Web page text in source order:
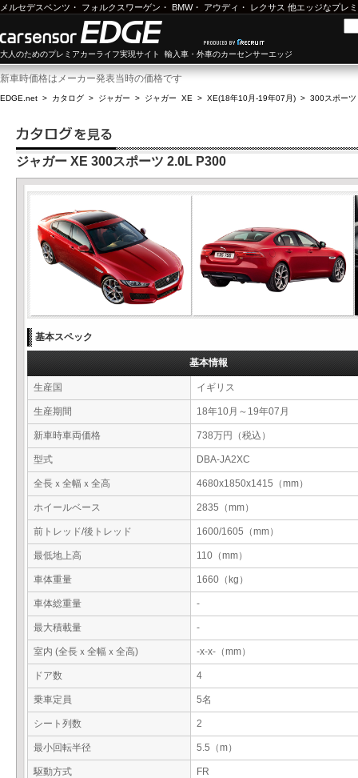
メルセデスベンツ ・ フォルクスワーゲン ・ BMW・ アウディ ・ レクサス 他エッジなプレ
大人のためのプレミアカーライフ実現サイト 輸入車・外車のカーセンサーエッジ
新車時価格はメーカー発表当時の価格です
EDGE.net > カタログ > ジャガー > ジャガー XE > XE(18年10月-19年07月) > 300スポー
ジャガー XE 300スポーツ 2.0L P300
基本スペック
基本情報
生産国 イギリス
生産期間 18年10月～19年07月
新車時車両価格 738万円（税込）
型式 DBA-JA2XC
全長ｘ全幅ｘ全高 4680x1850x1415（mm）
ホイールベース 2835（mm）
前トレッド/後トレッド 1600/1605（mm）
最低地上高 110（mm）
車体重量 1660（kg）
車体総重量 -
最大積載量 -
室内 (全長ｘ全幅ｘ全高) -x-x-（mm）
ドア数 4
乗車定員 5名
シート列数 2
最小回転半径 5.5（m）
駆動方式 FR